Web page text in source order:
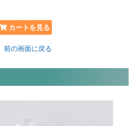
前の画面に戻る